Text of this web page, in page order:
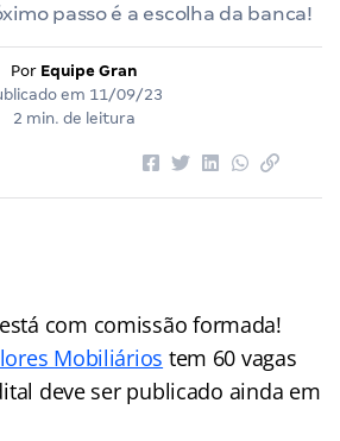
passo é a escolha da banca!
Por Equipe Gran
em 11/09/23
2 min. de leitura
está com comissão formada!
Mobiliários tem 60 vagas
deve ser publicado ainda em